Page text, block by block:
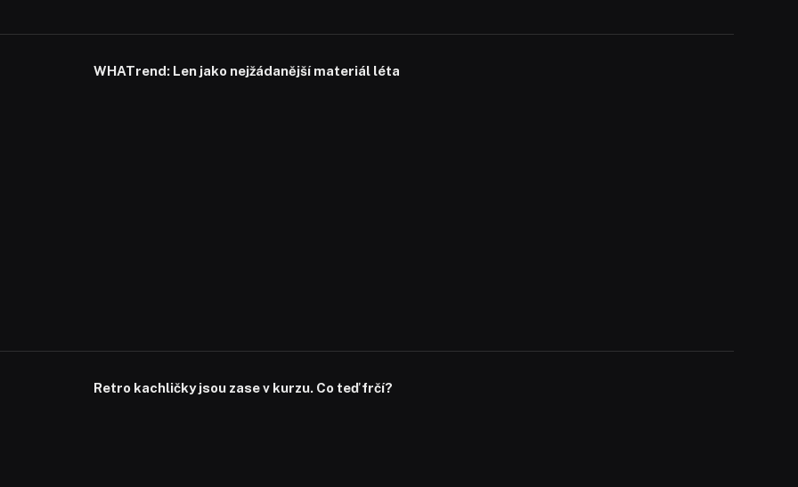
WHATrend: Len jako nejžádanější materiál léta
Retro kachličky jsou zase v kurzu. Co teď frčí?